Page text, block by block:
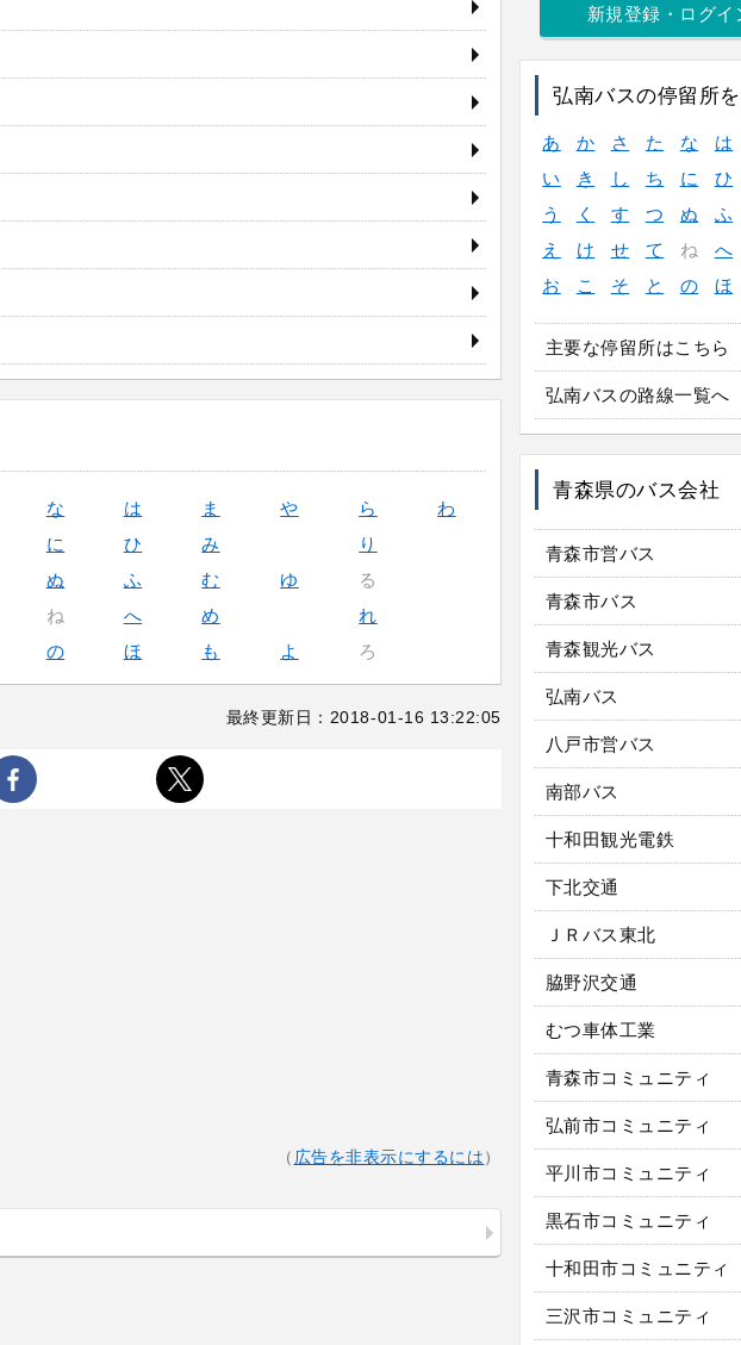
な は ま や ら
わ
に ひ み
り
ぬ ふ む ゆ
る
ね へ め
れ
の ほ も よ ろ
最終更新日：2018-01-16 13:22:05
（ 広告を非表示にするには ）
新規登録・ログイ
弘南バスの停留所
あ か さ た な は
い
き し ち に ひ
う
く す つ ぬ ふ
え
け せ て ね へ
お
こ そ と の ほ
主要な停留所はこちら
弘南バスの路線一覧へ
青森県のバス会社
青森市営バス
青森市バス
青森観光バス
弘南バス
八戸市営バス
南部バス
十和田観光電鉄
下北交通
ＪＲバス東北
脇野沢交通
むつ車体工業
青森市コミュニティ
弘前市コミュニティ
平川市コミュニティ
黒石市コミュニティ
十和田市コミュニティ
三沢市コミュニティ